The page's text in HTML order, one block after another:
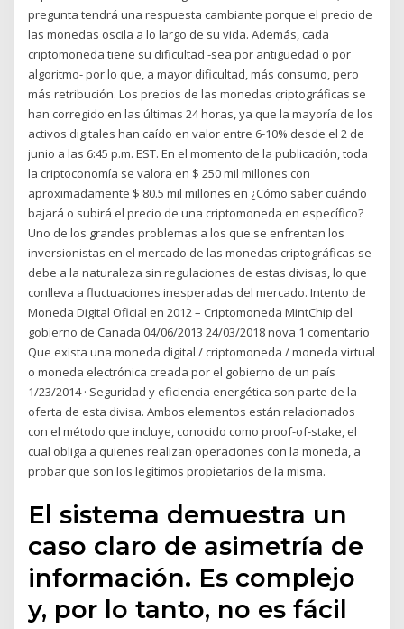
pregunta tendrá una respuesta cambiante porque el precio de
las monedas oscila a lo largo de su vida. Además, cada
criptomoneda tiene su dificultad -sea por antigüedad o por
algoritmo- por lo que, a mayor dificultad, más consumo, pero
más retribución. Los precios de las monedas criptográficas se
han corregido en las últimas 24 horas, ya que la mayoría de los
activos digitales han caído en valor entre 6-10% desde el 2 de
junio a las 6:45 p.m. EST. En el momento de la publicación, toda
la criptoconomía se valora en $ 250 mil millones con
aproximadamente $ 80.5 mil millones en ¿Cómo saber cuándo
bajará o subirá el precio de una criptomoneda en específico?
Uno de los grandes problemas a los que se enfrentan los
inversionistas en el mercado de las monedas criptográficas se
debe a la naturaleza sin regulaciones de estas divisas, lo que
conlleva a fluctuaciones inesperadas del mercado. Intento de
Moneda Digital Oficial en 2012 – Criptomoneda MintChip del
gobierno de Canada 04/06/2013 24/03/2018 nova 1 comentario
Que exista una moneda digital / criptomoneda / moneda virtual
o moneda electrónica creada por el gobierno de un país
1/23/2014 · Seguridad y eficiencia energética son parte de la
oferta de esta divisa. Ambos elementos están relacionados
con el método que incluye, conocido como proof-of-stake, el
cual obliga a quienes realizan operaciones con la moneda, a
probar que son los legítimos propietarios de la misma.
El sistema demuestra un
caso claro de asimetría de
información. Es complejo
y, por lo tanto, no es fácil